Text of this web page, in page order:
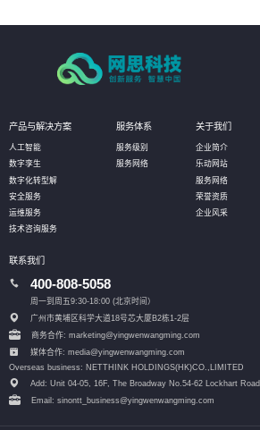
产品与解决方案
人工智能
数字孪生
数字化转型解
安全服务
运维服务
技术咨询服务
服务体系
服务级别
服务网络
关于我们
企业简介
乐动网站
服务网络
荣誉资质
企业风采
联系我们
400-808-5058
周一到周五9:30-18:00 (北京时间）
广州市黄埔区科学大道18号芯大厦B2栋1-2层
商务合作: marketing@yingwenwangming.com
媒体合作: media@yingwenwangming.com
Overseas business: NETTHINK HOLDINGS(HK)CO.,LIMITED
Add: Unit 04-05, 16F, The Broadway No.54-62 Lockhart Road,
Email: sinontt_business@yingwenwangming.com